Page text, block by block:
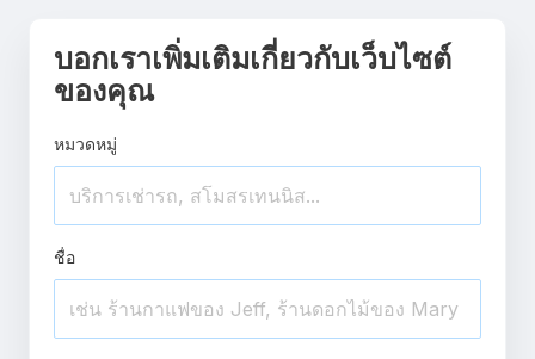
บอกเราเพิ่มเติมเกี่ยวกับเว็บไซต์
ของคุณ
หมวดหมู่
ชื่อ